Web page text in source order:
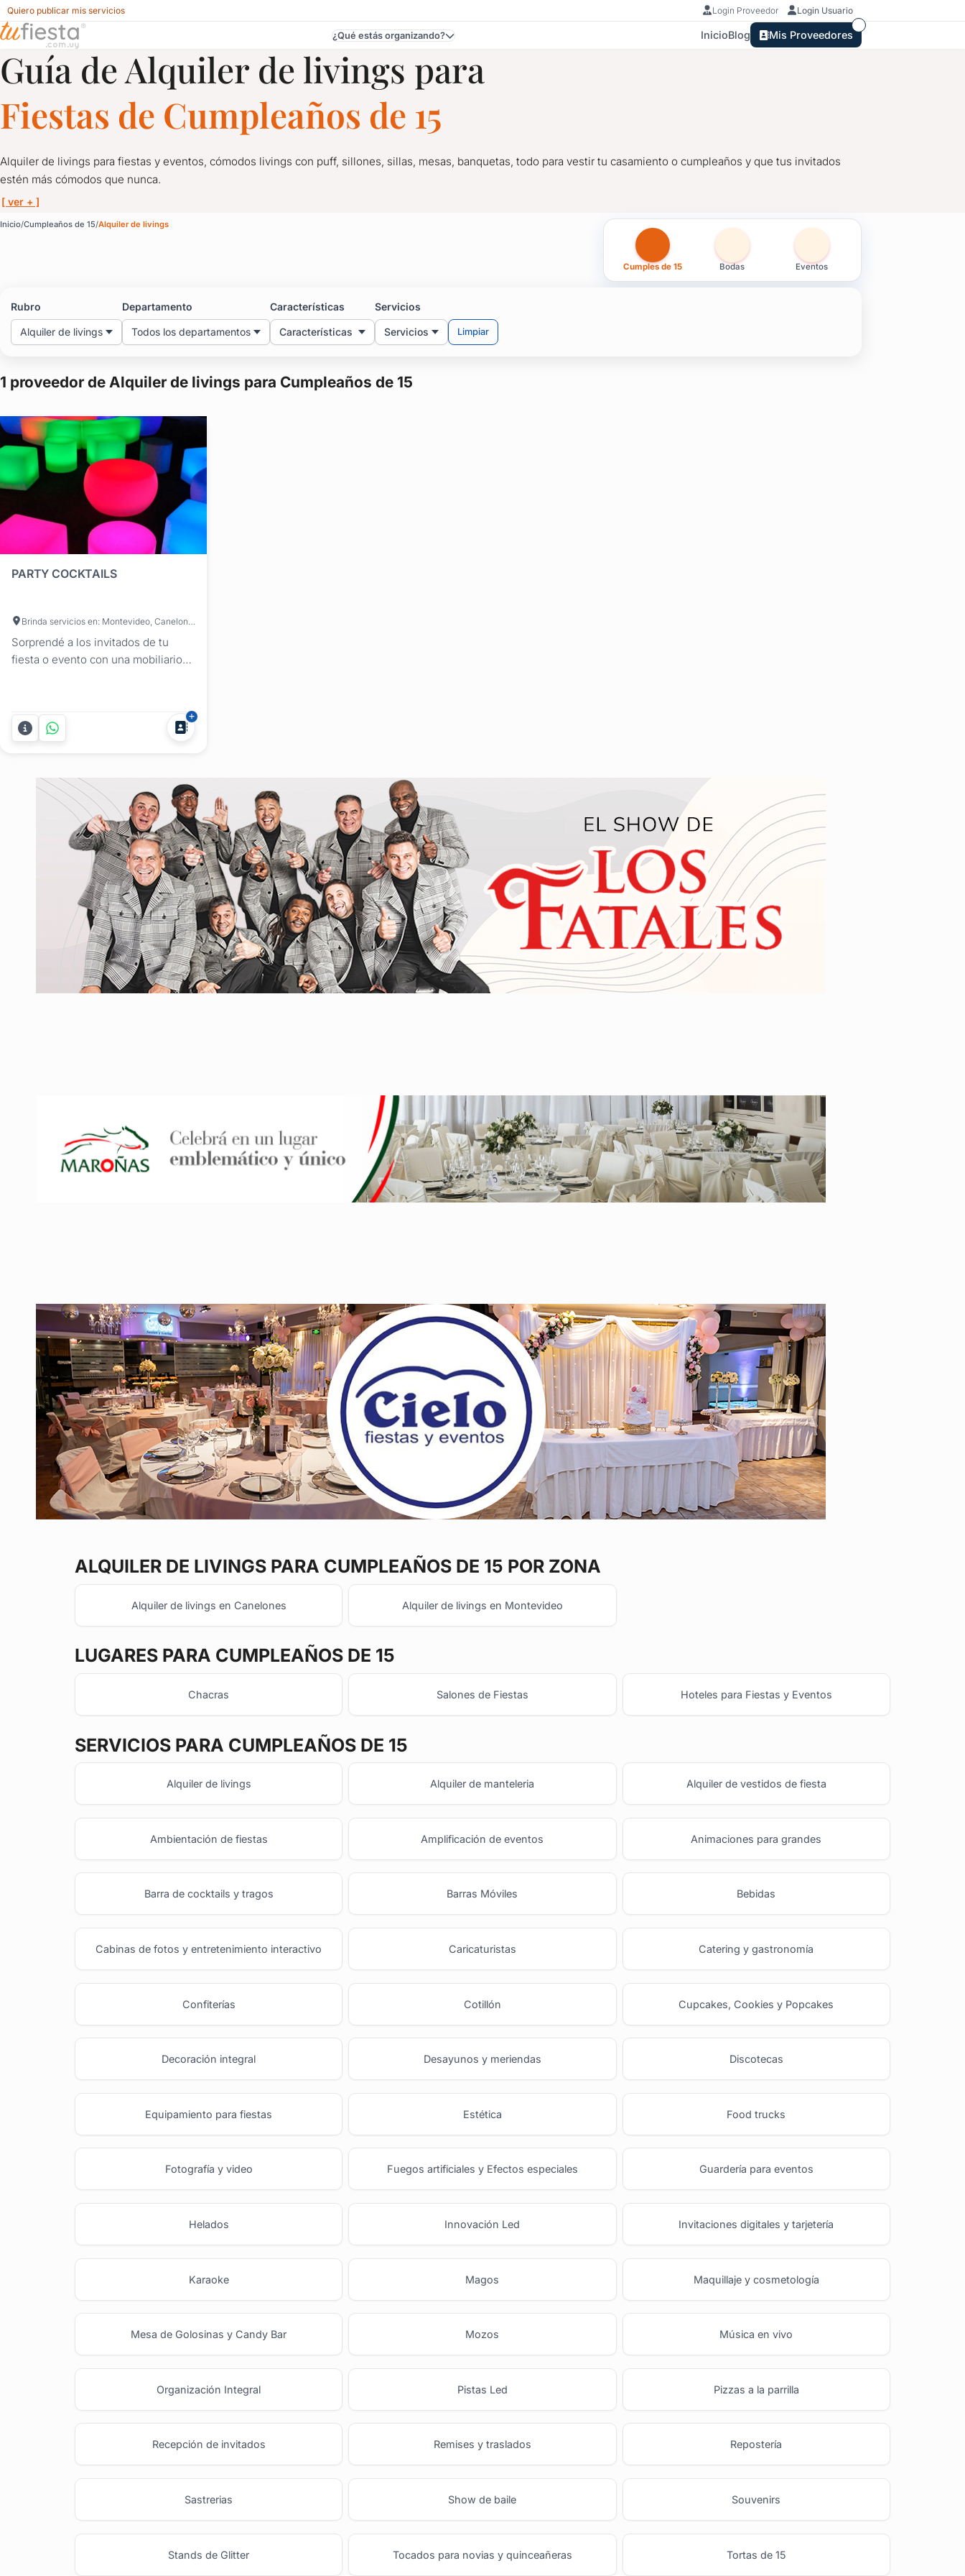
Quiero publicar mis servicios Login Proveedor Login Usuario
Alquiler de livings para Cumpleaños de 15 en Uruguay
¿Qué estás organizando? InicioBlog Mis Proveedores
Guía de Alquiler de livings para
Fiestas de Cumpleaños de 15
Alquiler de livings para fiestas y eventos, cómodos livings con puff, sillones, sillas, mesas, banquetas, todo para vestir tu casamiento o cumpleaños y que tus invitados
estén más cómodos que nunca.
[ ver + ]
Inicio Cumpleaños de 15 Alquiler de livings
Cumples de 15 Bodas Eventos
Rubro
Alquiler de livings
Departamento
Todos los departamentos
Características
Características
Servicios
Servicios Limpiar
1 proveedor de Alquiler de livings para Cumpleaños de 15
PARTY COCKTAILS
Brinda servicios en: Montevideo, Canelones
Sorprendé a los invitados de tu
fiesta o evento con una mobiliario
tragos, te ofrece alquiler de
mobiliario led para que puedas crear
espacios cómodos y divertidos.
tus invitados. Mesas de...
ALQUILER DE LIVINGS PARA CUMPLEAÑOS DE 15 POR ZONA
Alquiler de livings en Canelones Alquiler de livings en Montevideo
LUGARES PARA CUMPLEAÑOS DE 15
Chacras Salones de Fiestas Hoteles para Fiestas y Eventos
SERVICIOS PARA CUMPLEAÑOS DE 15
Alquiler de livings Alquiler de manteleria Alquiler de vestidos de fiesta
Ambientación de fiestas Amplificación de eventos Animaciones para grandes
Barra de cocktails y tragos Barras Móviles Bebidas
Cabinas de fotos y entretenimiento interactivo Caricaturistas Catering y gastronomía
Confiterías Cotillón Cupcakes, Cookies y Popcakes
Decoración integral Desayunos y meriendas Discotecas
Equipamiento para fiestas Estética Food trucks
Fotografía y video Fuegos artificiales y Efectos especiales Guardería para eventos
Helados Innovación Led Invitaciones digitales y tarjetería
Karaoke Magos Maquillaje y cosmetología
Mesa de Golosinas y Candy Bar Mozos Música en vivo
Organización Integral Pistas Led Pizzas a la parrilla
Recepción de invitados Remises y traslados Repostería
Sastrerias Show de baile Souvenirs
Stands de Glitter Tocados para novias y quinceañeras Tortas de 15
Alquiler de livings para Cumpleaños de 15 en Uruguay
Alquiler de livings para fiestas y eventos, cómodos livings con puff, sillones, sillas, mesas, banquetas, todo para vestir tu casamiento o cumpleaños y que tus invitados estén más cómodos